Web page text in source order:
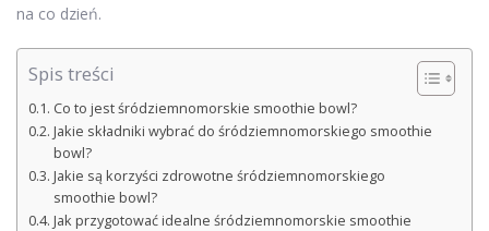
na co dzień.
Spis treści
Co to jest śródziemnomorskie smoothie bowl?
Jakie składniki wybrać do śródziemnomorskiego smoothie
bowl?
Jakie są korzyści zdrowotne śródziemnomorskiego
smoothie bowl?
Jak przygotować idealne śródziemnomorskie smoothie